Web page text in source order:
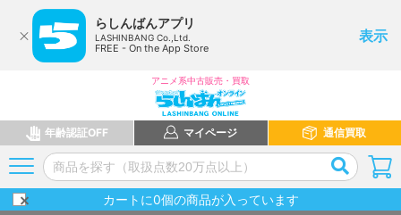
らしんばんアプリ
LASHINBANG Co.,Ltd.
FREE - On the App Store
表示
アニメ系中古販売・買取
年齢認証OFF マイページ 通信買取
カートに0個の商品が入っています